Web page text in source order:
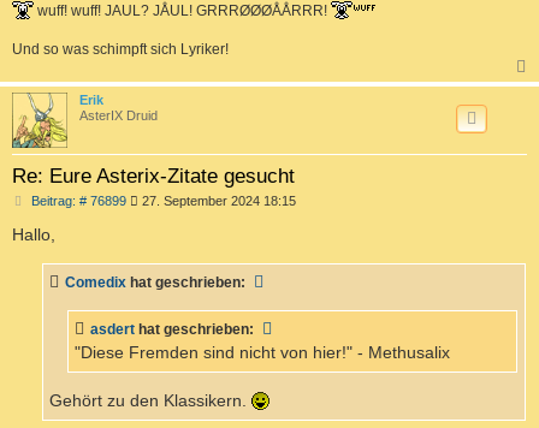
wuff! wuff! JAUL? JÅUL! GRRRØØØÅÅRRR!
Und so was schimpft sich Lyriker!
a
Erik
AsterIX Druid
Re: Eure Asterix-Zitate gesucht
Beitrag: # 76899B
r
a
27. September 2024 18:15
Hallo,
Comedix hat geschrieben:
asdert hat geschrieben:
"Diese Fremden sind nicht von hier!" - Methusalix
Gehört zu den Klassikern.